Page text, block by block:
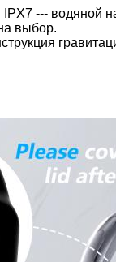
--- водяной
выбор.